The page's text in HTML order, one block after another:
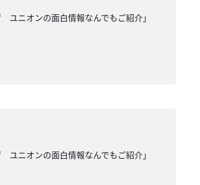
ニオンの面白情報なんでもご紹介」
ニオンの面白情報なんでもご紹介」